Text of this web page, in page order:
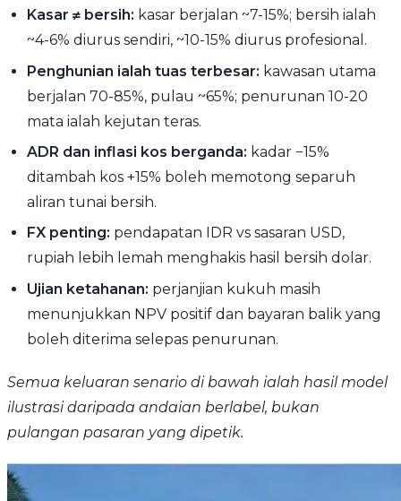
Kasar ≠ bersih: kasar berjalan ~7-15%; bersih ialah
~4-6% diurus sendiri, ~10-15% diurus profesional.
Penghunian ialah tuas terbesar: kawasan utama
berjalan 70-85%, pulau ~65%; penurunan 10-20
mata ialah kejutan teras.
ADR dan inflasi kos berganda: kadar −15%
ditambah kos +15% boleh memotong separuh
aliran tunai bersih.
FX penting: pendapatan IDR vs sasaran USD,
rupiah lebih lemah menghakis hasil bersih dolar.
Ujian ketahanan: perjanjian kukuh masih
menunjukkan NPV positif dan bayaran balik yang
boleh diterima selepas penurunan.
Semua keluaran senario di bawah ialah hasil model
ilustrasi daripada andaian berlabel, bukan
pulangan pasaran yang dipetik.